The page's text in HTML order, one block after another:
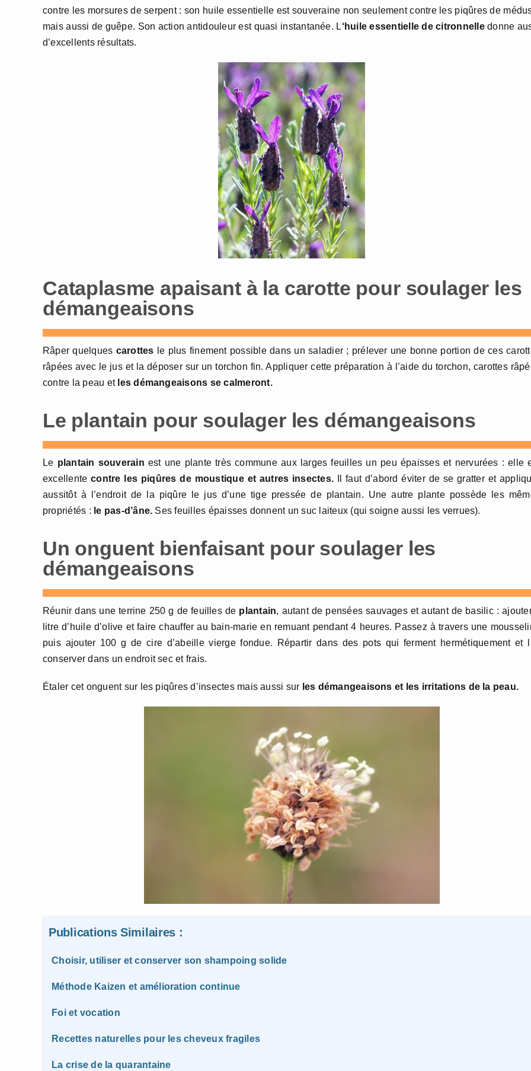
contre les morsures de serpent : son huile essentielle est souveraine non seulement contre les piqûres de
mais aussi de guêpe. Son action antidouleur est quasi instantanée. L‘huile essentielle de citronnelledonne
d’excellents résultats.
Cataplasme apaisant à la carotte pour soulager les
démangeaisons
Râper quelques carottes le plus finement possible dans un saladier ; prélever une bonne portion de ces
râpées avec le jus et la déposer sur un torchon fin. Appliquer cette préparation à l’aide du torchon, carottes
contre la peau et les démangeaisons se calmeront.
Le plantain pour soulager les démangeaisons
Le plantain souverain est une plante très commune aux larges feuilles un peu épaisses et nervurées : elle
excellentecontre les piqûres de moustique et autres insectes. Il faut d’abord éviter de se gratter et
aussitôt à l’endroit de la piqûre le jus d’une tige pressée de plantain. Une autre plante possède les
propriétés : le pas-d’âne. Ses feuilles épaisses donnent un suc laiteux (qui soigne aussi les verrues).
Un onguent bienfaisant pour soulager les
démangeaisons
Réunir dans une terrine 250 g de feuilles de plantain, autant de pensées sauvages et autant de basilic :
litre d’huile d’olive et faire chauffer au bain-marie en remuant pendant 4 heures. Passez à travers une
puis ajouter 100 g de cire d’abeille vierge fondue. Répartir dans des pots qui ferment hermétiquement et
conserver dans un endroit sec et frais.
Étaler cet onguent sur les piqûres d’insectes mais aussi sur les démangeaisons et les irritations de la peau.
Publications Similaires :
Choisir, utiliser et conserver son shampoing solide
Méthode Kaizen et amélioration continue
Foi et vocation
Recettes naturelles pour les cheveux fragiles
La crise de la quarantaine